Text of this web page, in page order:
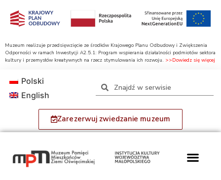
Muzeum realizuje przedsięwzięcie ze środków Krajowego Planu Odbudowy i Zwiększenia
Odporności w ramach Inwestycji A2.5.1: Program wspierania działalności podmiotów sektora
kultury i przemysłów kreatywnych na rzecz stymulowania ich rozwoju. >>Dowiedz się więcej
Zarezerwuj zwiedzanie muzeum
Polski
English